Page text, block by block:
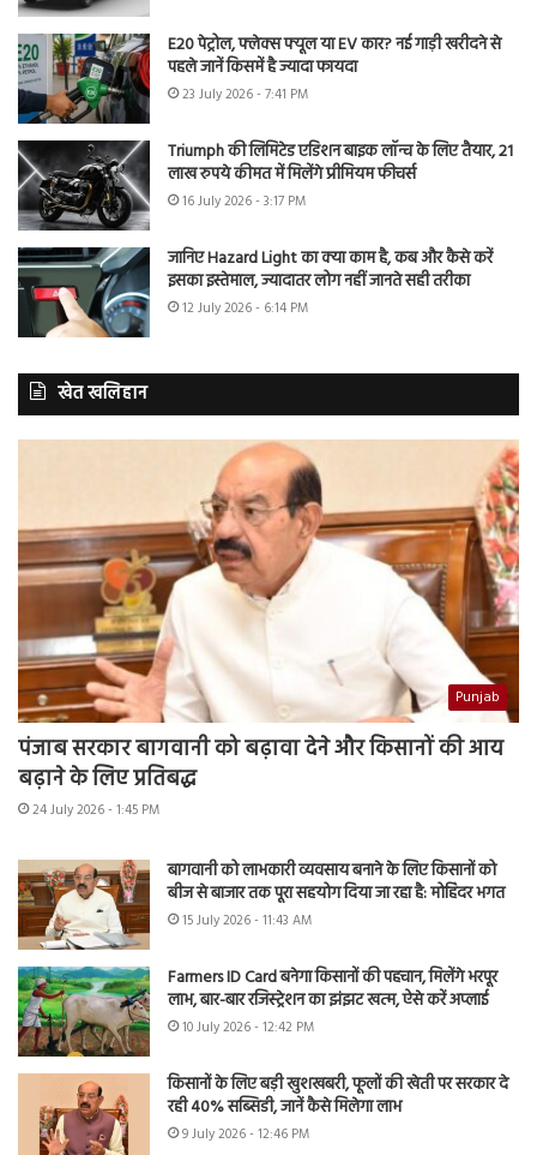
E20 पेट्रोल, फ्लेक्स फ्यूल या EV कार? नई गाड़ी खरीदने से
पहले जानें किसमें है ज्यादा फायदा
23 July 2026 - 7:41 PM
Triumph की लिमिटेड एडिशन बाइक लॉन्च के लिए तैयार, 21
लाख रुपये कीमत में मिलेंगे प्रीमियम फीचर्स
16 July 2026 - 3:17 PM
जानिए Hazard Light का क्या काम है, कब और कैसे करें
इसका इस्तेमाल, ज्यादातर लोग नहीं जानते सही तरीका
12 July 2026 - 6:14 PM
खेत खलिहान
Punjab
पंजाब सरकार बागवानी को बढ़ावा देने और किसानों की आय
बढ़ाने के लिए प्रतिबद्ध
24 July 2026 - 1:45 PM
बागवानी को लाभकारी व्यवसाय बनाने के लिए किसानों को
बीज से बाजार तक पूरा सहयोग दिया जा रहा है: मोहिंदर भगत
15 July 2026 - 11:43 AM
Farmers ID Card बनेगा किसानों की पहचान, मिलेंगे भरपूर
लाभ, बार-बार रजिस्ट्रेशन का झंझट खत्म, ऐसे करें अप्लाई
10 July 2026 - 12:42 PM
किसानों के लिए बड़ी खुशखबरी, फूलों की खेती पर सरकार दे
रही 40% सब्सिडी, जानें कैसे मिलेगा लाभ
9 July 2026 - 12:46 PM